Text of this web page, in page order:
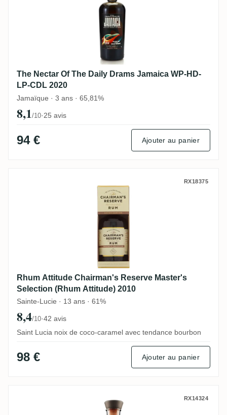
The Nectar Of The Daily Drams Jamaica WP-HD-
LP-CDL 2020
Jamaïque · 3 ans · 65,81%
8,1/10·25 avis
94 € Ajouter au panier
Rhum Attitude Chairman's ReserveRX18375
Rhum Attitude Chairman's Reserve Master's
Selection (Rhum Attitude) 2010
Sainte-Lucie · 13 ans · 61%
8,4/10·42 avis
Saint Lucia noix de coco-caramel avec tendance bourbon
98 € Ajouter au panier
Famille Ricci Hampden Hommage àRX14324